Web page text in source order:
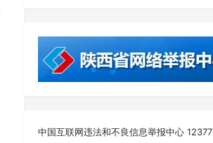
中国互联网违法和不良信息举报中心 12377